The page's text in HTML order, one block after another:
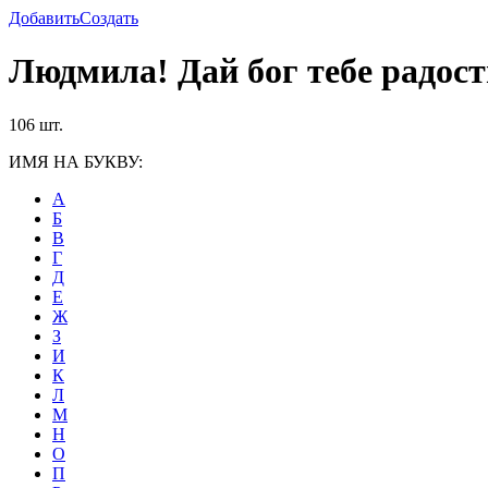
ДобавитьСоздать
Людмила! Дай бог тебе
106 шт.
ИМЯ НА БУКВУ:
А
Б
В
Г
Д
Е
Ж
З
И
К
Л
М
Н
О
П